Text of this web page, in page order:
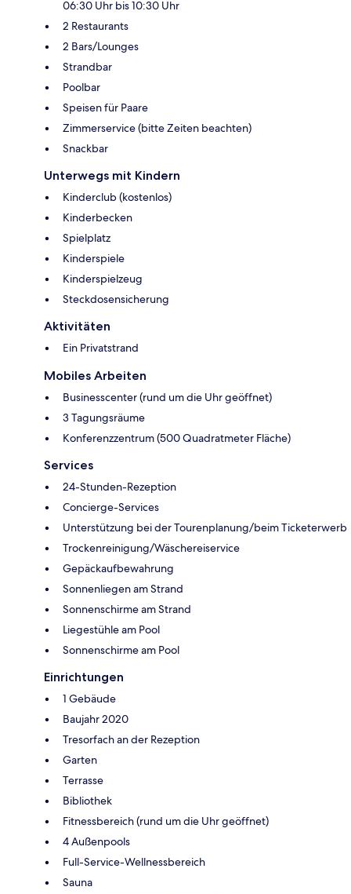
06:30 Uhr bis 10:30 Uhr
2 Restaurants
2 Bars/Lounges
Strandbar
Poolbar
Speisen für Paare
Zimmerservice (bitte Zeiten beachten)
Snackbar
Unterwegs mit Kindern
Kinderclub (kostenlos)
Kinderbecken
Spielplatz
Kinderspiele
Kinderspielzeug
Steckdosensicherung
Aktivitäten
Ein Privatstrand
Mobiles Arbeiten
Businesscenter (rund um die Uhr geöffnet)
3 Tagungsräume
Konferenzzentrum (500 Quadratmeter Fläche)
Services
24-Stunden-Rezeption
Concierge-Services
Unterstützung bei der Tourenplanung/beim Ticketerwerb
Trockenreinigung/Wäschereiservice
Gepäckaufbewahrung
Sonnenliegen am Strand
Sonnenschirme am Strand
Liegestühle am Pool
Sonnenschirme am Pool
Einrichtungen
1 Gebäude
Baujahr 2020
Tresorfach an der Rezeption
Garten
Terrasse
Bibliothek
Fitnessbereich (rund um die Uhr geöffnet)
4 Außenpools
Full-Service-Wellnessbereich
Sauna